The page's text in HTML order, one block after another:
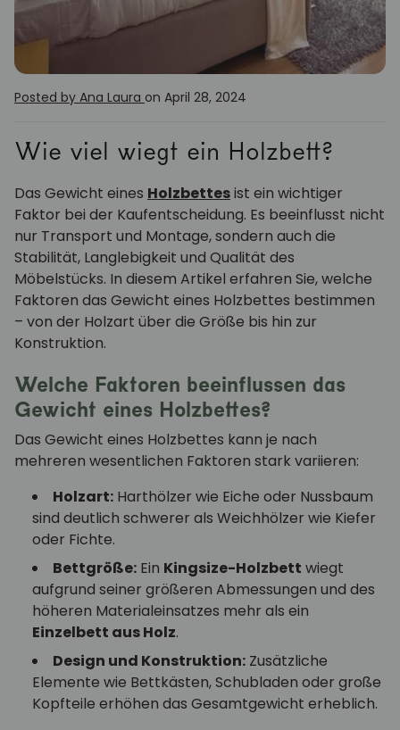
Posted by Ana Laura on April 28, 2024
Wie viel wiegt ein Holzbett?
Das Gewicht eines Holzbettesist ein wichtiger
Faktor bei der Kaufentscheidung. Es beeinflusst nicht
nur Transport und Montage, sondern auch die
Stabilität, Langlebigkeit und Qualität des
Möbelstücks. In diesem Artikel erfahren Sie, welche
Faktoren das Gewicht eines Holzbettes bestimmen
– von der Holzart über die Größe bis hin zur
Konstruktion.
Welche Faktoren beeinflussen das
Gewicht eines Holzbettes?
Das Gewicht eines Holzbettes kann je nach
mehreren wesentlichen Faktoren stark variieren:
Holzart: Harthölzer wie Eiche oder Nussbaum
sind deutlich schwerer als Weichhölzer wie Kiefer
oder Fichte.
Bettgröße: Ein Kingsize-Holzbett wiegt
aufgrund seiner größeren Abmessungen und des
höheren Materialeinsatzes mehr als ein
Einzelbett aus Holz.
Design und Konstruktion: Zusätzliche
Elemente wie Bettkästen, Schubladen oder große
Kopfteile erhöhen das Gesamtgewicht erheblich.